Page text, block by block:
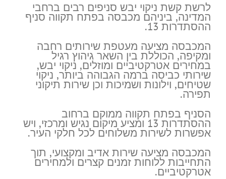
לרשת קשת ניקוי יבש סניפים רבים ברחבי
המדינה, ביניהם מכבסה בפתח תקווה סניף
ההסתדרות 13.
המכבסה מציעה מעטפת שירותים רחבה
ומקיפה, הכוללת בין השאר גיהוץ רגיל
במחירים אטרקטיביים ומוזלים, ניקוי יבש,
שירותי כביסה ברמה הגבוהה ביותר, ניקוי
שטיחים, וילונות ושמיכות וכן שירות תיקוני
תפירה.
הסניף בפתח תקווה ממוקם ברחוב
ההסתדרות 13 ומציע מיקום נגיש ומרכזי, ויש
אפשרות לשירות משלוחים לכל חלקי העיר.
המכבסה מציעה שירות אדיב ומקצועי, תוך
התחייבות ללוחות זמנים קצרים ולמחירים
אטרקטיביים.